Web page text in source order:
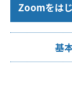
Zoomをは
基